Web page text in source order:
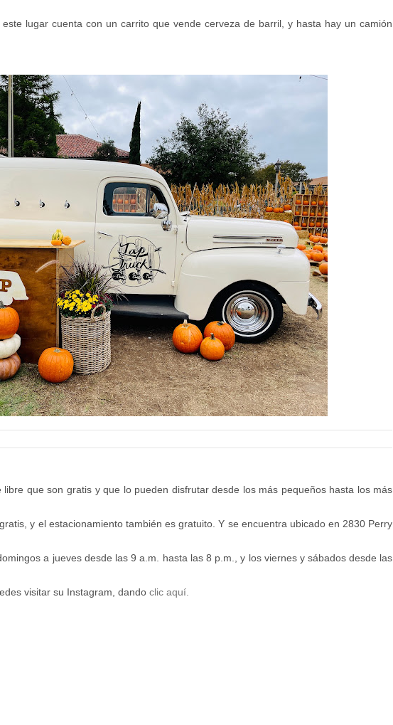
lugar cuenta con un carrito que vende cerveza de barril, y hasta hay un camión
que son gratis y que lo pueden disfrutar desde los más pequeños hasta los más
y el estacionamiento también es gratuito. Y se encuentra ubicado en 2830 Perry
a jueves desde las 9 a.m. hasta las 8 p.m., y los viernes y sábados desde las
visitar su Instagram, dando clic aquí.